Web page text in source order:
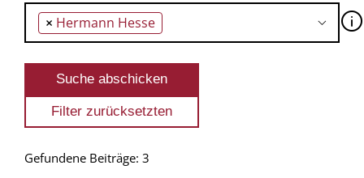
× Hermann Hesse 🛈
Gefundene Beiträge: 3